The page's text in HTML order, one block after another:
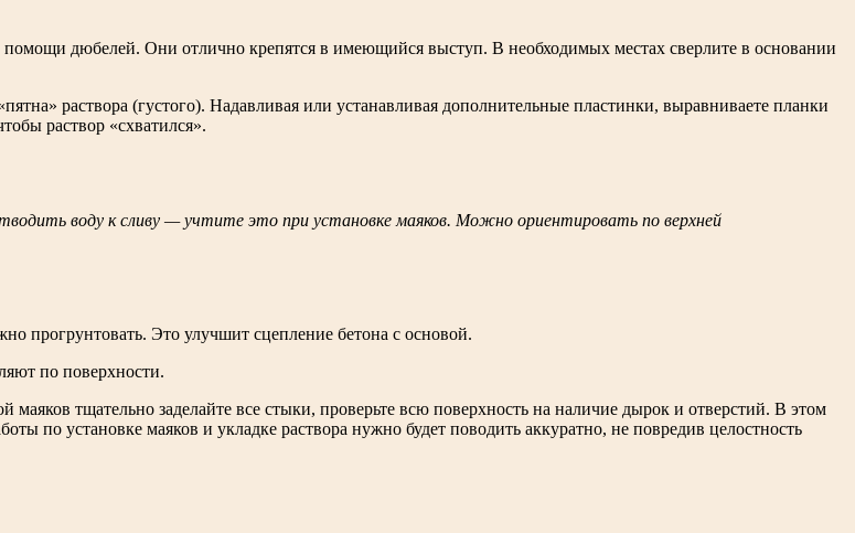
дюбелей. Они отлично крепятся в имеющийся выступ. В необходимых местах сверлите в основании
раствора (густого). Надавливая или устанавливая дополнительные пластинки, выравниваете планки
раствор «схватился».
воду к сливу — учтите это при установке маяков. Можно ориентировать по верхней
прогрунтовать. Это улучшит сцепление бетона с основой.
по поверхности.
маяков тщательно заделайте все стыки, проверьте всю поверхность на наличие дырок и отверстий. В этом
по установке маяков и укладке раствора нужно будет поводить аккуратно, не повредив целостность